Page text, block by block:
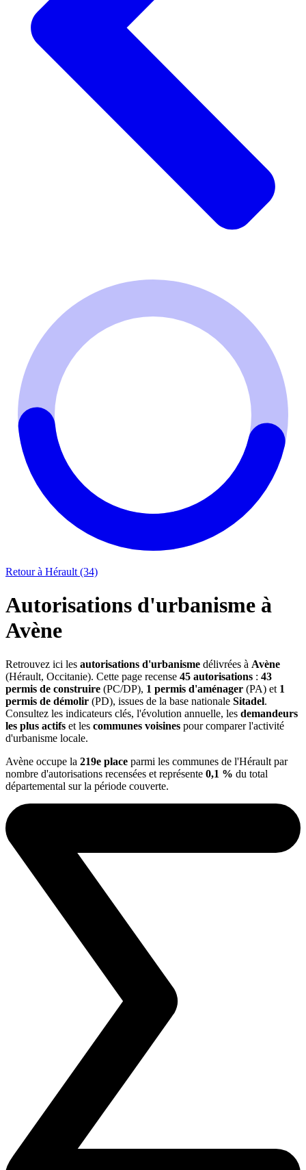
Retour à Hérault (34)
Autorisations d'urbanisme à
Avène
Retrouvez ici les autorisations d'urbanisme délivrées à Avène
(Hérault, Occitanie). Cette page recense 45 autorisations : 43
permis de construire (PC/DP), 1 permis d'aménager (PA) et 1
permis de démolir (PD), issues de la base nationale Sitadel.
Consultez les indicateurs clés, l'évolution annuelle, les demandeurs
les plus actifs et les communes voisines pour comparer l'activité
d'urbanisme locale.
Avène occupe la 219e place parmi les communes de l'Hérault par
nombre d'autorisations recensées et représente 0,1 % du total
départemental sur la période couverte.